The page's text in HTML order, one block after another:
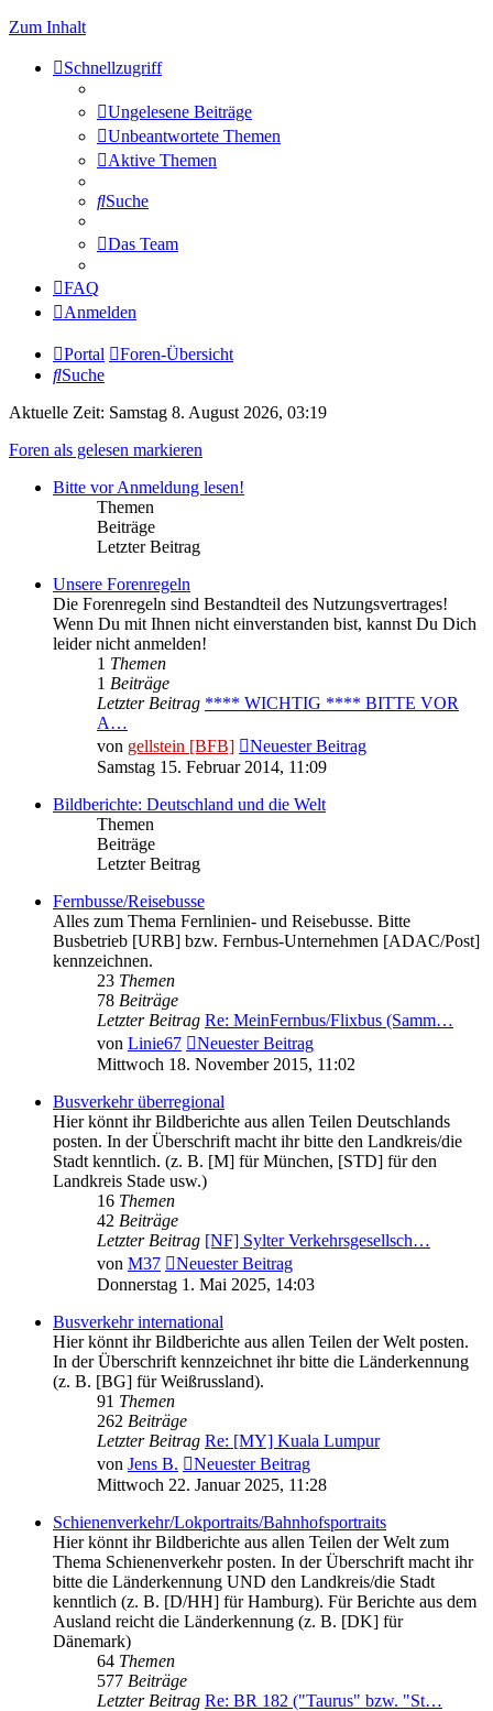
Zum Inhalt
Schnellzugriff
Ungelesene Beiträge
Unbeantwortete Themen
Aktive Themen
Suche
Das Team
FAQ
Anmelden
Portal
Foren-Übersicht
Suche
Aktuelle Zeit: Samstag 8. August 2026, 03:19
Foren als gelesen markieren
Bitte vor Anmeldung lesen!
Themen
Beiträge
Letzter Beitrag
Unsere Forenregeln
Die Forenregeln sind Bestandteil des Nutzungsvertrages!
Wenn Du mit Ihnen nicht einverstanden bist, kannst Du Dich
leider nicht anmelden!
1 Themen
1 Beiträge
Letzter Beitrag **** WICHTIG **** BITTE VOR
A…
von gellstein [BFB]
Neuester Beitrag
Samstag 15. Februar 2014, 11:09
Bildberichte: Deutschland und die Welt
Themen
Beiträge
Letzter Beitrag
Fernbusse/Reisebusse
Alles zum Thema Fernlinien- und Reisebusse. Bitte
Busbetrieb [URB] bzw. Fernbus-Unternehmen [ADAC/Post]
kennzeichnen.
23 Themen
78 Beiträge
Letzter Beitrag Re: MeinFernbus/Flixbus (Samm…
von Linie67
Neuester Beitrag
Mittwoch 18. November 2015, 11:02
Busverkehr überregional
Hier könnt ihr Bildberichte aus allen Teilen Deutschlands
posten. In der Überschrift macht ihr bitte den Landkreis/die
Stadt kenntlich. (z. B. [M] für München, [STD] für den
Landkreis Stade usw.)
16 Themen
42 Beiträge
Letzter Beitrag [NF] Sylter Verkehrsgesellsch…
von M37
Neuester Beitrag
Donnerstag 1. Mai 2025, 14:03
Busverkehr international
Hier könnt ihr Bildberichte aus allen Teilen der Welt posten.
In der Überschrift kennzeichnet ihr bitte die Länderkennung
(z. B. [BG] für Weißrussland).
91 Themen
262 Beiträge
Letzter Beitrag Re: [MY] Kuala Lumpur
von Jens B.
Neuester Beitrag
Mittwoch 22. Januar 2025, 11:28
Schienenverkehr/Lokportraits/Bahnhofsportraits
Hier könnt ihr Bildberichte aus allen Teilen der Welt zum
Thema Schienenverkehr posten. In der Überschrift macht ihr
bitte die Länderkennung UND den Landkreis/die Stadt
kenntlich (z. B. [D/HH] für Hamburg). Für Berichte aus dem
Ausland reicht die Länderkennung (z. B. [DK] für
Dänemark)
64 Themen
577 Beiträge
Letzter Beitrag Re: BR 182 ("Taurus" bzw. "St…